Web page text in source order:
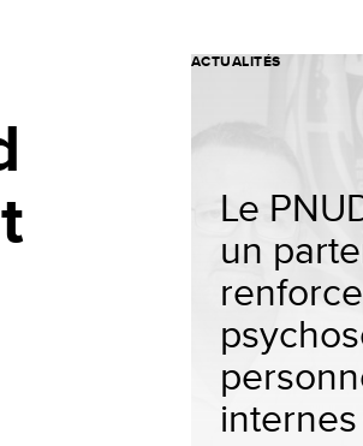
ACTUALITÉS
Le
un